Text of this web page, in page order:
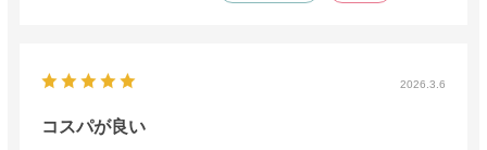
2026.3.6
コスパが良い